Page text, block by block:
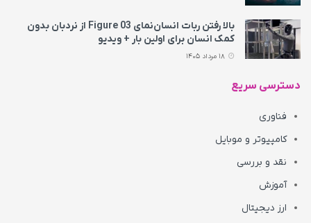
بالا رفتن ربات انسان‌نمای Figure 03 از نردبان بدون
کمک انسان برای اولین بار + ویدیو
دسترسی سریع
فناوری
کامپیوتر و موبایل
نقد و بررسی
آموزش
ارز دیجیتال